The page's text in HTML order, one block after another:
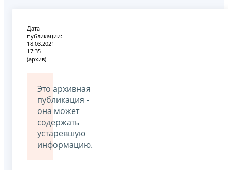
Дата
публикации:
18.03.2021
17:35
(архив)
Это архивная
публикация -
она может
содержать
устаревшую
информацию.